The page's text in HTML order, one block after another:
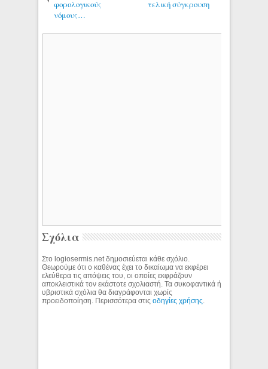
φορολογικούς
νόμους…
τελική σύγκρουση
Σχόλια
Στο logiosermis.net δημοσιεύεται κάθε σχόλιο.
Θεωρούμε ότι ο καθένας έχει το δικαίωμα να εκφέρει
ελεύθερα τις απόψεις του, οι οποίες εκφράζουν
αποκλειστικά τον εκάστοτε σχολιαστή. Τα συκοφαντικά ή
υβριστικά σχόλια θα διαγράφονται χωρίς
προειδοποίηση. Περισσότερα στιςοδηγίες χρήσης